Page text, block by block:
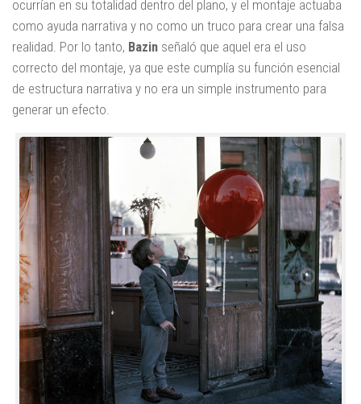
ocurrían en su totalidad dentro del plano, y el montaje actuaba
como ayuda narrativa y no como un truco para crear una falsa
realidad. Por lo tanto, Bazin señaló que aquel era el uso
correcto del montaje, ya que este cumplía su función esencial
de estructura narrativa y no era un simple instrumento para
generar un efecto.